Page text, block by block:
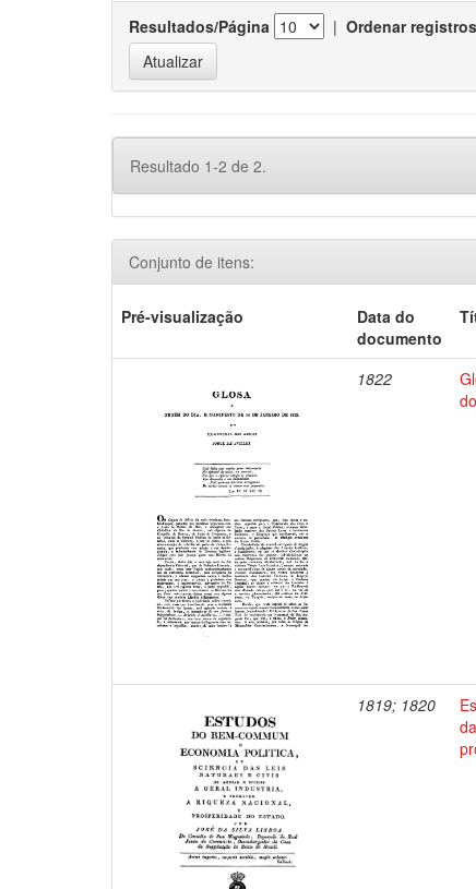
Resultados/Página | Ordenar
Resultado 1-2 de 2.
Conjunto de itens:
Pré-visualização
Data do
documento
1822
1819; 1820